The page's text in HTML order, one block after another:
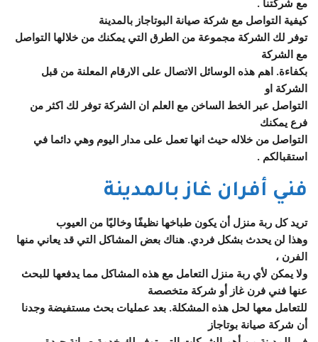
كيفية التواصل مع شركة صيانة البوتاجاز بالمدينة
توفر لك الشركة مجموعة من الطرق التي يمكنك من خلالها التواصل
مع الشركة
بكفاءة. اهم هذه الوسائل الاتصال على الارقام المعلنة من قبل
الشركة او
التواصل عبر الخط الساخن مع العلم ان الشركة توفر لك اكثر من
فرع يمكنك
التواصل من خلاله حيث انها تعمل على مدار اليوم وهي دائما في
استقبالكم .
فني أفران غاز بالمدينة
تريد كل ربة منزل أن يكون طباخها نظيفًا وخاليًا من العيوب
وهذا لن يحدث بشكل فردي. هناك بعض المشاكل التي قد يعاني منها
الفرن ،
ولا يمكن لأي ربة منزل التعامل مع هذه المشاكل مما يدفعها للبحث
عنها فني فرن غاز أو شركة متخصصة
للتعامل معها لحل هذه المشكلة. بعد عمليات بحث مستفيضة وجدنا
أن شركة صيانة بوتاجاز